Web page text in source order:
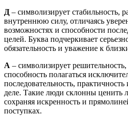
Д – символизирует стабильность,
внутреннюю силу, отличаясь
возможностях и способности
целей. Буква подчеркивает
обязательность и уважение к
А – символизирует
способность полагаться
последовательность,
деле. Такие люди склонны ценить
сохраняя искренность и
поступках.